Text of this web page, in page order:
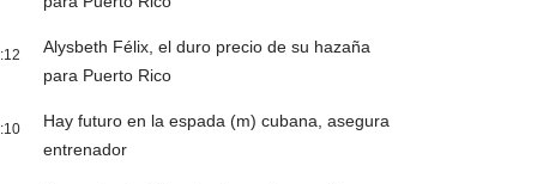
Alysbeth Félix, el duro precio de su hazaña
para Puerto Rico
Hay futuro en la espada (m) cubana, asegura
entrenador